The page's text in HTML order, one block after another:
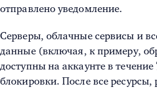
отправлено уведомление.
Серверы, облачные сервисы и
данные (включая, к примеру,
доступны на аккаунте в течение
блокировки. После все